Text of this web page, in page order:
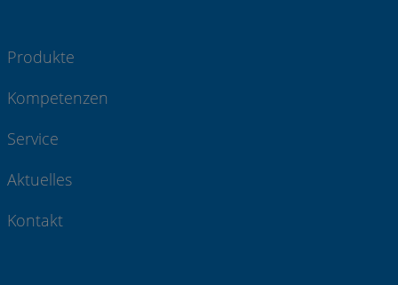
Produkte
Kompetenzen
Service
Aktuelles
Kontakt